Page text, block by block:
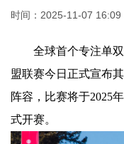
时间：2025-11-07 16:09
全球首个专注单双
盟联赛今日正式宣布
阵容，比赛将于2025
式开赛。